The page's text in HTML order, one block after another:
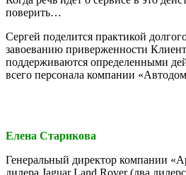
поверить…
Сергей поделится практикой
завоеванию приверженности
поддерживаются определенными
всего персонала компании
Елена Старикова
Генеральный директор компании
дилера Jaguar Land Rover (два